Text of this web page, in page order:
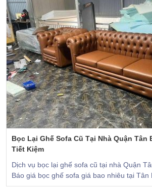
Bọc Lại Ghế Sofa Cũ Tại Nhà Quận Tân
Tiết Kiệm
Dịch vụ bọc lại ghế sofa cũ tại nhà Quận
Báo giá bọc ghế sofa giá bao nhiêu tại Tân
mẫu vải da đa dạng từ Sofa Đồng.